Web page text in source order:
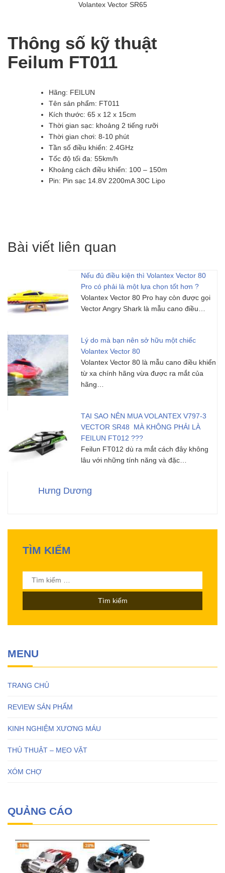
Volantex Vector SR65
Thông số kỹ thuật
Feilum FT011
Hãng: FEILUN
Tên sản phẩm: FT011
Kích thước: 65 x 12 x 15cm
Thời gian sạc: khoảng 2 tiếng rưỡi
Thời gian chơi: 8-10 phút
Tần số điều khiển: 2.4GHz
Tốc độ tối đa: 55km/h
Khoảng cách điều khiển: 100 – 150m
Pin: Pin sạc 14.8V 2200mA 30C Lipo
Bài viết liên quan
Nếu đủ điều kiện thì Volantex Vector 80
Pro có phải là một lựa chọn tốt hơn ?
Volantex Vector 80 Pro hay còn được gọi
Vector Angry Shark là mẫu cano điều…
Lý do mà bạn nên sở hữu một chiếc
Volantex Vector 80
Volantex Vector 80 là mẫu cano điều khiển
từ xa chính hãng vừa được ra mắt của
hãng…
TẠI SAO NÊN MUA VOLANTEX V797-3
VECTOR SR48 MÀ KHÔNG PHẢI LÀ
FEILUN FT012 ???
Feilun FT012 dù ra mắt cách đây không
lâu với những tính năng và đặc…
Hưng Dương
TÌM KIẾM
Tìm
kiếm
MENU
TRANG CHỦ
REVIEW SẢN PHẨM
KINH NGHIỆM XƯƠNG MÁU
THỦ THUẬT – MẸO VẶT
XÓM CHỢ
QUẢNG CÁO